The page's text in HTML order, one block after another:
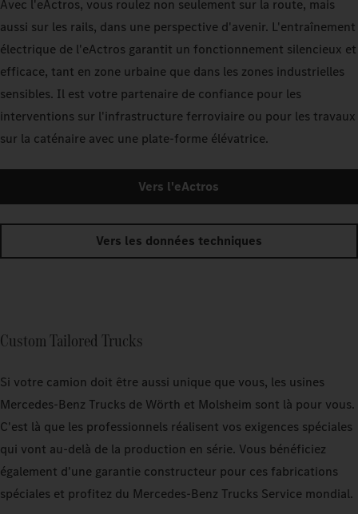
Avec l'eActros, vous roulez non seulement sur la route, mais
aussi sur les rails, dans une perspective d'avenir. L'entraînement
électrique de l'eActros garantit un fonctionnement silencieux et
efficace, tant en zone urbaine que dans les zones industrielles
sensibles. Il est votre partenaire de confiance pour les
interventions sur l'infrastructure ferroviaire ou pour les travaux
sur la caténaire avec une plate-forme élévatrice.
Vers l'eActros
Vers les données techniques
Custom Tailored Trucks
Si votre camion doit être aussi unique que vous, les usines
Mercedes‑Benz Trucks de Wörth et Molsheim sont là pour vous.
C'est là que les professionnels réalisent vos exigences spéciales
qui vont au-delà de la production en série. Vous bénéficiez
également d'une garantie constructeur pour ces fabrications
spéciales et profitez du Mercedes‑Benz Trucks Service mondial.